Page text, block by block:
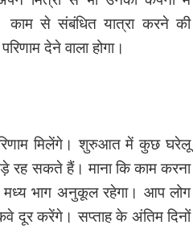
से संबंधित यात्रा करने की
देने वाला होगा।
मिलेंगे। शुरुआत में कुछ घरेलू
रह सकते हैं। माना कि काम करना
मध्य भाग अनुकूल रहेगा। आप लोग
दूर करेंगे। सप्ताह के अंतिम दिनों